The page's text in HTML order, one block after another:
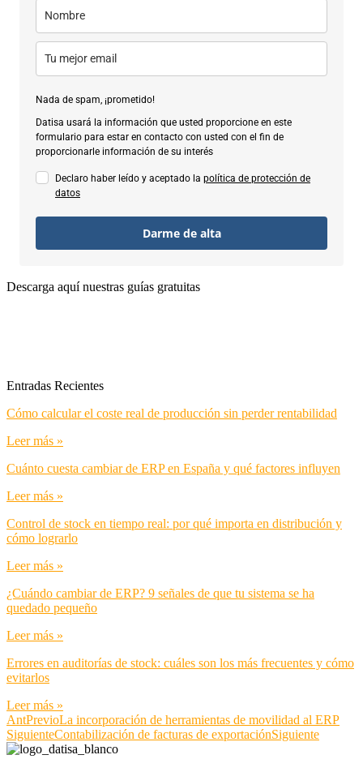
Nada de spam, ¡prometido!
Datisa usará la información que usted proporcione en este
formulario para estar en contacto con usted con el fin de
proporcionarle información de su interés
Declaro haber leído y aceptado la política de protección de
datos
Darme de alta
Descarga aquí nuestras guías gratuitas
Entradas Recientes
Cómo calcular el coste real de producción sin perder rentabilidad
Leer más »
Cuánto cuesta cambiar de ERP en España y qué factores influyen
Leer más »
Control de stock en tiempo real: por qué importa en distribución y
cómo lograrlo
Leer más »
¿Cuándo cambiar de ERP? 9 señales de que tu sistema se ha
quedado pequeño
Leer más »
Errores en auditorías de stock: cuáles son los más frecuentes y cómo
evitarlos
Leer más »
AntPrevioLa incorporación de herramientas de movilidad al ERP
SiguienteContabilización de facturas de exportaciónSiguiente